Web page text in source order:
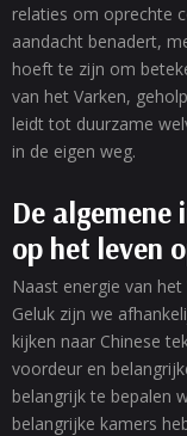
relaties om oprechte
aandacht benadert,
hoeft te zijn om
van het Varken,
leidt tot duurzame
in de eigen weg.
De
op het leven
Naast energie van
Geluk zijn we
kijken naar Chinese
voordeur en
belangrijk te bepalen
belangrijke kamers